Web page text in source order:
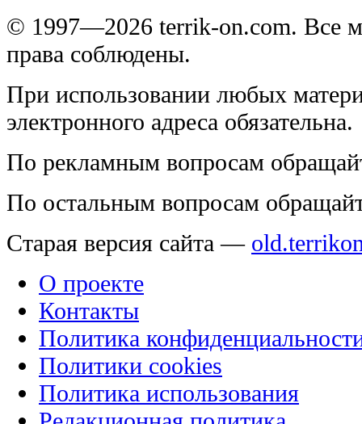
© 1997—2026 terrik-on.com. Все
права соблюдены.
При использовании любых
электронного адреса обязательна.
По рекламным вопросам
По остальным вопросам
Старая версия сайта —
О проекте
Контакты
Политика
Политики cookies
Политика использования